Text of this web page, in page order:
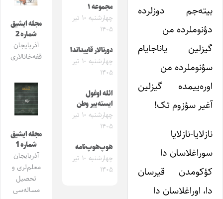
بیته‌جم دوزلرده
دؤنوملرده من
گیزلین یاناجایام
سؤنوملرده من
اوره‌ییمده گیزلین
آغیر سؤزوم تک!
نازلایا-نازلایا
سوراغلاسان دا
کؤکومدن قیرسان
دا، اوراغلاسان دا
مجموعه ۱
چهارشنبه ۱۰ تیر
۱۴۰۵
دورنالار قاییداندا
چهارشنبه ۱۰ تیر
۱۴۰۵
ائله اوغول
ایسته‌ییر وطن
چهارشنبه ۱۰ تیر
۱۴۰۵
هوپ‌هوپ‌نامه
چهارشنبه ۱۰ تیر
۱۴۰۵
مجله ایشیق
شماره 2
آذربایجان
قفه‌خانالاری
مجله ایشیق
شماره 1
آذربایجان
معلم‌لری و
تحصیل
مساله‌سی